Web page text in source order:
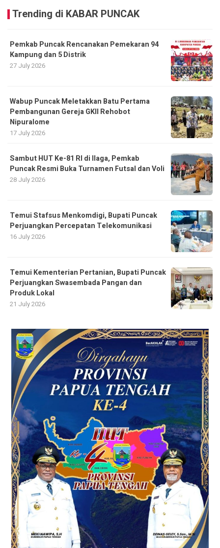
Trending di KABAR PUNCAK
Pemkab Puncak Rencanakan Pemekaran 94
Kampung dan 5 Distrik
27 July 2026
Wabup Puncak Meletakkan Batu Pertama
Pembangunan Gereja GKII Rehobot
Nipuralome
17 July 2026
Sambut HUT Ke-81 RI di Ilaga, Pemkab
Puncak Resmi Buka Turnamen Futsal dan Voli
28 July 2026
Temui Stafsus Menkomdigi, Bupati Puncak
Perjuangkan Percepatan Telekomunikasi
16 July 2026
Temui Kementerian Pertanian, Bupati Puncak
Perjuangkan Swasembada Pangan dan
Produk Lokal
21 July 2026